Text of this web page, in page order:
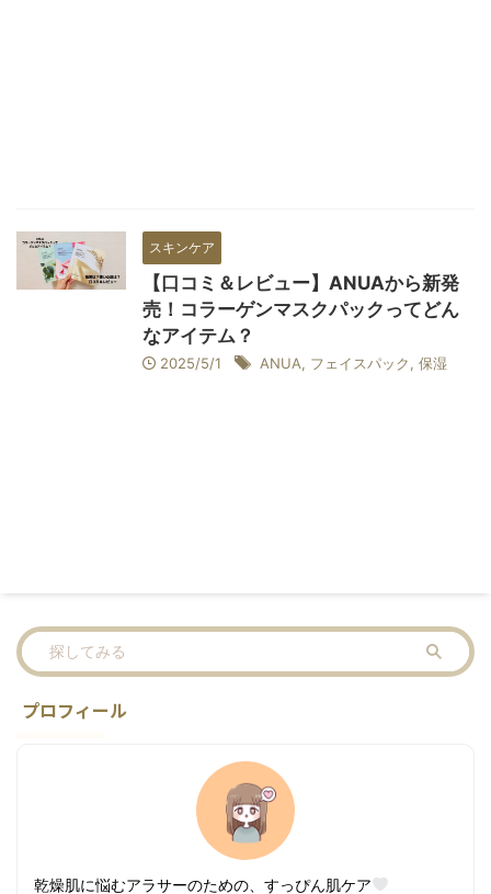
スキンケア
【口コミ＆レビュー】ANUAから新発
売！コラーゲンマスクパックってどん
なアイテム？
2025/5/1 ANUA, フェイスパック, 保湿
プロフィール
乾燥肌に悩むアラサーのための、すっぴん肌ケア